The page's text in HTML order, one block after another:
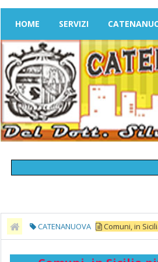
HOME SERVIZI
CATENANUOVA Comuni, in